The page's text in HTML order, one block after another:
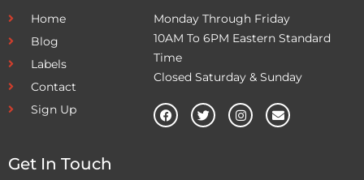
Home
Blog
Labels
Contact
Sign Up
Monday Through Friday
10AM To 6PM Eastern Standard
Time
Closed Saturday & Sunday
Get In Touch